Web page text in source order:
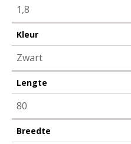
1,8
Kleur
Zwart
Lengte
80
Breedte